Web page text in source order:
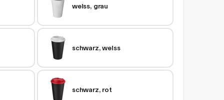
weiss, grau
schwarz, weiss
schwarz, rot